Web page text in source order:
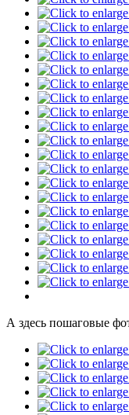
А здесь пошаговые